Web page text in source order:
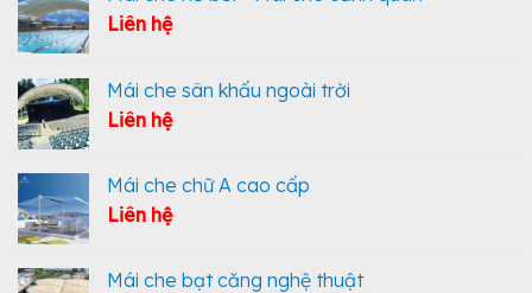
Liên hệ
Mái che sân khấu ngoài trời
Liên hệ
Mái che chữ A cao cấp
Liên hệ
Mái che bạt căng nghệ thuật